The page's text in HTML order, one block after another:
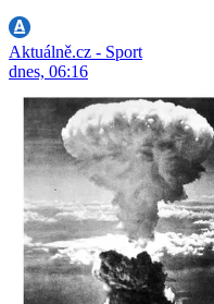
Aktuálně.cz - Sport
dnes, 06:16